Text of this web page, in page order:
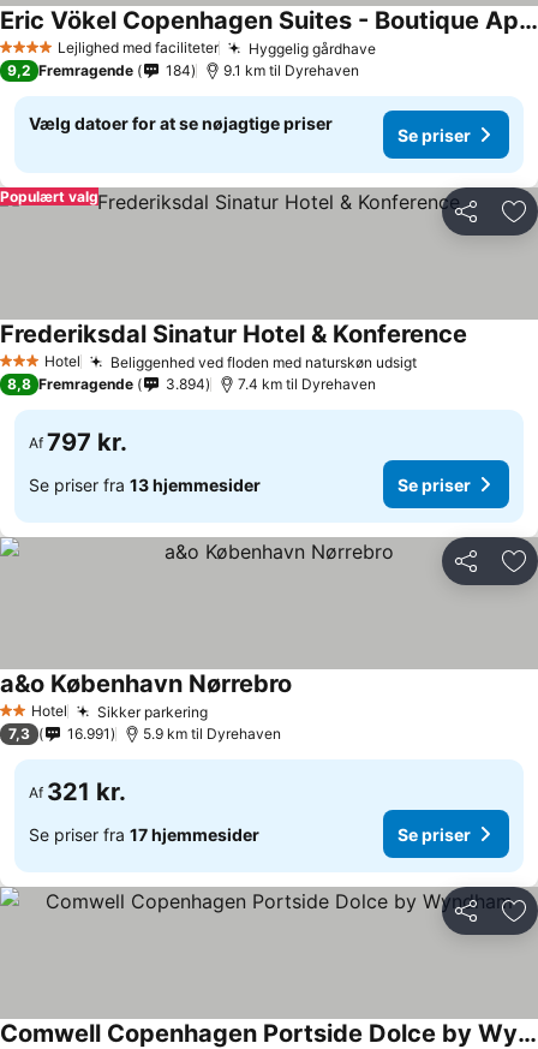
4 StjernerLejlighed med faciliteter Hyggelig gårdhaveSe priser
Eric Vökel Copenhagen Suites - Boutique Apartments
Se priser
9,2 Fremragende 184 9.1 km til Dyrehaven
Vælg datoer for at se nøjagtige priser
Se priser
Del
Populært valg
3 StjernerHotel Beliggenhed ved floden med naturskøn udsigtSe priser
Frederiksdal Sinatur Hotel & Konference
8,8 Fremragende 3.894 7.4 km til Dyrehaven
Af 797 kr.
Se priser fra 13 hjemmesider Se priser
Del
2 Stjerner
Hotel Sikker parkeringSe priser
a&o København Nørrebro
7,3 16.991 5.9 km til Dyrehaven
Af 321 kr.
Se priser fra 17 hjemmesider Se priser
Del
Comwell Copenhagen Portside Dolce by Wyndham